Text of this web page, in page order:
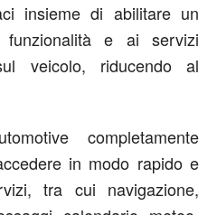
insieme di abilitare un
e ai servizi
veicolo, riducendo al
completamente
in modo rapido e
tra cui navigazione,